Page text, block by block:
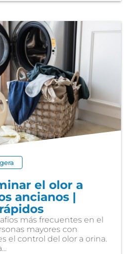
el olor a
ancianos |
más frecuentes en el
mayores con
el control del olor a orina.